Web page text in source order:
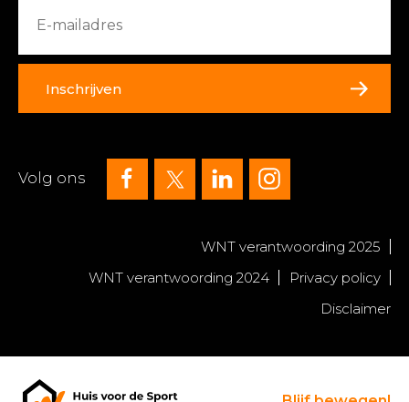
Inschrijven
Volg ons
WNT verantwoording 2025
WNT verantwoording 2024
Privacy policy
Disclaimer